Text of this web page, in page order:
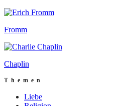
Fromm
Chaplin
Themen
Liebe